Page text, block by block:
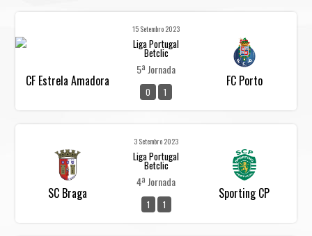
CF Estrela Amadora
15 Setembro 2023
Liga Portugal
Betclic
5ª Jornada
0 1
FC Porto
SC Braga
3 Setembro 2023
Liga Portugal
Betclic
4ª Jornada
1 1
Sporting CP